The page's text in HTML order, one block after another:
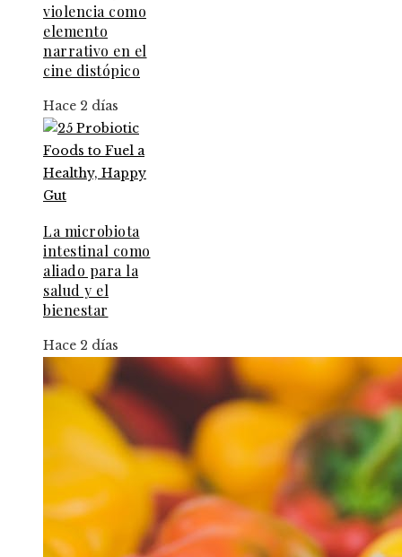
violencia como
elemento
narrativo en el
cine distópico
Hace 2 días
La microbiota
intestinal como
aliado para la
salud y el
bienestar
Hace 2 días